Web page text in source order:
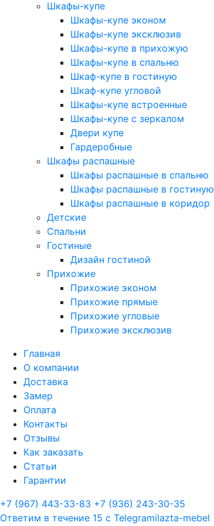
Шкафы-купе
Шкафы-купе эконом
Шкафы-купе эксклюзив
Шкафы-купе в прихожую
Шкафы-купе в спальню
Шкаф-купе в гостиную
Шкаф-купе угловой
Шкафы-купе встроенные
Шкафы-купе с зеркалом
Двери купе
Гардеробные
Шкафы распашные
Шкафы распашные в спальню
Шкафы распашные в гостиную
Шкафы распашные в коридор
Детские
Спальни
Гостиные
Дизайн гостиной
Прихожие
Прихожие эконом
Прихожие прямые
Прихожие угловые
Прихожие эксклюзив
Главная
О компании
Доставка
Замер
Оплата
Контакты
Отзывы
Как заказать
Статьи
Гарантии
+7 (967) 443-33-83 +7 (936) 243-30-35
Ответим в течение 15 с Telegramilazta-mebel